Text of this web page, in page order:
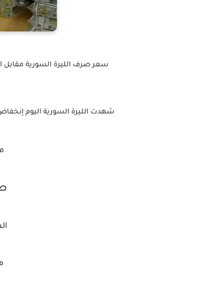
سعر صرف الليرة السورية مقابل
شهدت الليرة السورية اليوم